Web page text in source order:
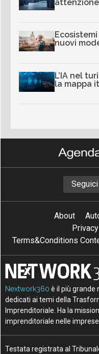
nuovi
L’IA nel
la mappa
Seguici
About
Terms&Conditions
Nextwork360 è il più grande
dedicati ai temi della
Imprenditoriale. Ha la
imprenditoriale nelle
Testata registrata al